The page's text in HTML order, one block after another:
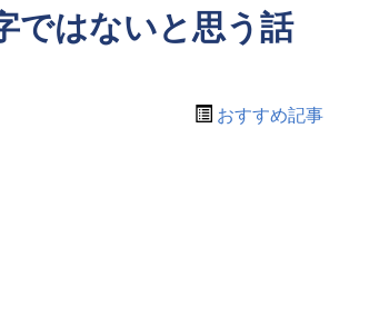
ではないと思う話
おすすめ記事